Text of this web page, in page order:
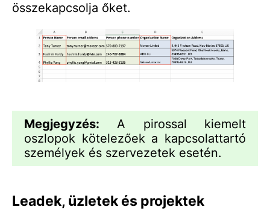
összekapcsolja őket.
Megjegyzés: A pirossal kiemelt
oszlopok kötelezőek a kapcsolattartó
személyek és szervezetek esetén.
Leadek, üzletek és projektek